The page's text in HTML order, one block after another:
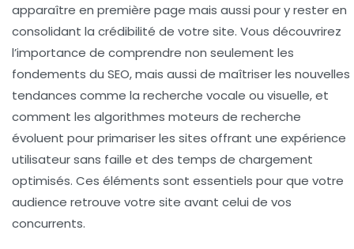
apparaître en première page mais aussi pour y rester en
consolidant la crédibilité de votre site. Vous découvrirez
l’importance de comprendre non seulement les
fondements du SEO, mais aussi de maîtriser les nouvelles
tendances comme la recherche vocale ou visuelle, et
comment les algorithmes moteurs de recherche
évoluent pour primariser les sites offrant une expérience
utilisateur sans faille et des temps de chargement
optimisés. Ces éléments sont essentiels pour que votre
audience retrouve votre site avant celui de vos
concurrents.